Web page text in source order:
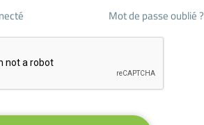
Mot de passe oublié ?